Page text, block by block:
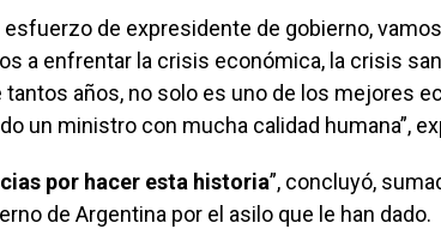
esfuerzo de expresidente de gobierno,
a enfrentar la crisis económica, la crisis
tantos años, no solo es uno de los mejores
un ministro con mucha calidad humana”,
por hacer esta historia”, concluyó,
de Argentina por el asilo que le han dado.